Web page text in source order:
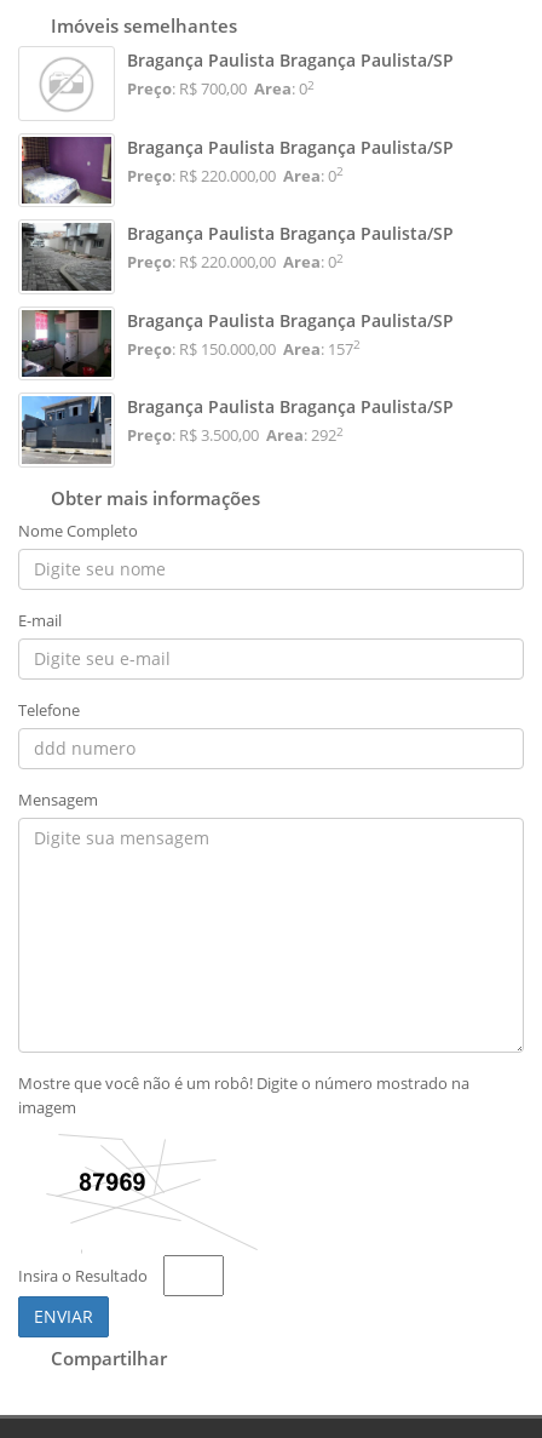
Imóveis semelhantes
Bragança Paulista Bragança Paulista/SP
Preço: R$ 700,00 Area: 02
Bragança Paulista Bragança Paulista/SP
Preço: R$ 220.000,00 Area: 02
Bragança Paulista Bragança Paulista/SP
Preço: R$ 220.000,00 Area: 02
Bragança Paulista Bragança Paulista/SP
Preço: R$ 150.000,00 Area: 1572
Bragança Paulista Bragança Paulista/SP
Preço: R$ 3.500,00 Area: 2922
Obter mais informações
Nome Completo
E-mail
Telefone
Mensagem
Mostre que você não é um robô! Digite o número mostrado na
imagem
Insira o Resultado
ENVIAR
Compartilhar